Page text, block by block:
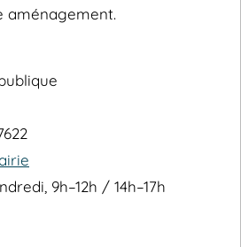
aménagement.
9h–12h / 14h–17h